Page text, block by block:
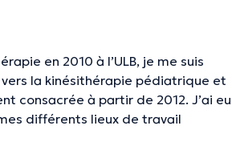
en 2010 à l’ULB, je me suis
la kinésithérapie pédiatrique et
consacrée à partir de 2012. J’ai eu
différents lieux de travail